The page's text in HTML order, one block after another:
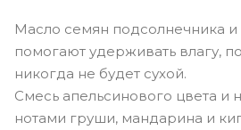
Масло семян подсолнечника и
помогают удерживать влагу,
никогда не будет сухой.
Смесь апельсинового цвета и
нотами груши, мандарина и